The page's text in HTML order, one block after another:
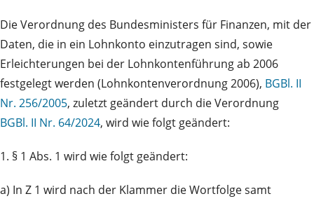
Die Verordnung des Bundesministers für Finanzen, mit der
Daten, die in ein Lohnkonto einzutragen sind, sowie
Erleichterungen bei der Lohnkontenführung ab 2006
festgelegt werden (Lohnkontenverordnung 2006), BGBl. II
Nr. 256/2005, zuletzt geändert durch die Verordnung
BGBl. II Nr. 64/2024, wird wie folgt geändert:
1. § 1 Abs. 1 wird wie folgt geändert:
a) In Z 1 wird nach der Klammer die Wortfolge samt